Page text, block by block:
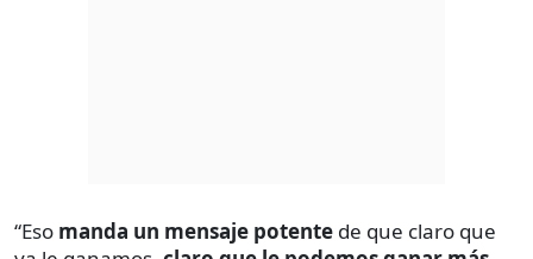
“Eso manda un mensaje potente de que claro que